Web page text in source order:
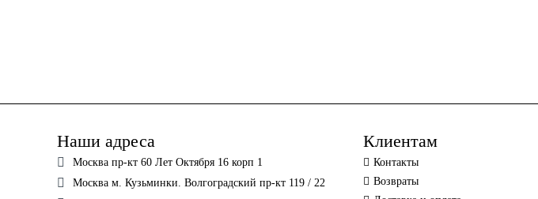
Наши адреса
Москва пр-кт 60 Лет Октября 16 корп 1
Москва м. Кузьминки. Волгоградский пр-кт 119 / 22
Клиентам
Контакты
Возвраты